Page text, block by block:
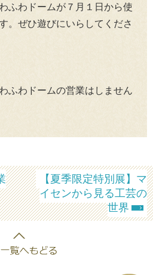
ふわドームが７月１日から使
。ぜひ遊びにいらしてくださ
わドームの営業はしません
【夏季限定特別展】マ
イセンから見る工芸の
世界